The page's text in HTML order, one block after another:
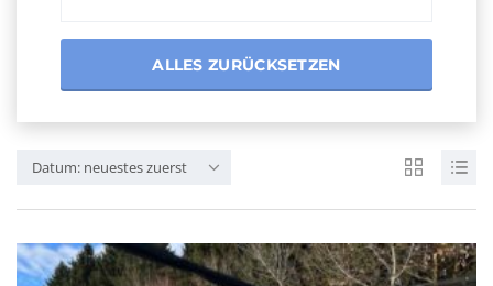
ALLES ZURÜCKSETZEN
Datum: neuestes zuerst